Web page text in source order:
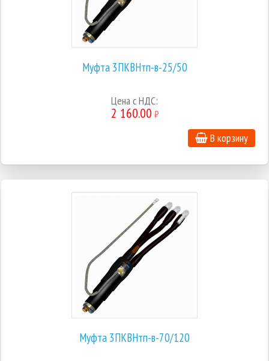
Муфта 3ПКВНтп-в-25/50
Цена с НДС:
2 160.00 ₽
В корзину
Муфта 3ПКВНтп-в-70/120